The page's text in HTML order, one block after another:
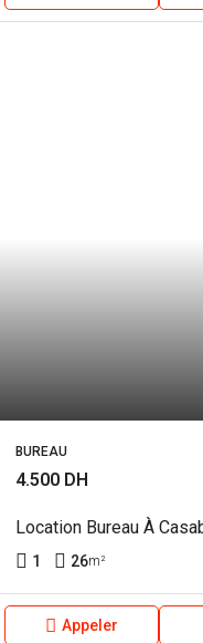
BUREAU
4.500 DH
Location Bureau À
1 26m²
Appeler